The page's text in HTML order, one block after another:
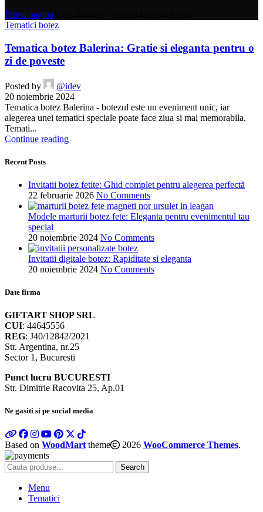
Prima pagina
Tematici botez
Tematica botez Balerina: Gratie si eleganta pentru o
zi de poveste
Posted by
@idev
20 noiembrie 2024
Tematica botez Balerina - botezul este un eveniment unic, iar
alegerea unei tematici speciale poate face ziua si mai memorabila.
Temati...
Continue reading
Recent Posts
Invitatii botez fetite: Ghid complet pentru alegerea perfectă
22 februarie 2026 No Comments
Modele marturii botez fete: Eleganta pentru evenimentul tau
special
20 noiembrie 2024 No Comments
Invitatii digitale botez: Rapiditate si eleganta
20 noiembrie 2024 No Comments
Date firma
GIFTART SHOP SRL
CUI: 44645556
REG: J40/12842/2021
Str. Argentina, nr.25
Sector 1, Bucuresti
Punct lucru BUCURESTI
Str. Dimitrie Racovita 25, Ap.01
Ne gasiti si pe social media
Based on WoodMart theme 2026 WooCommerce Themes.
Search
Menu
Tematici